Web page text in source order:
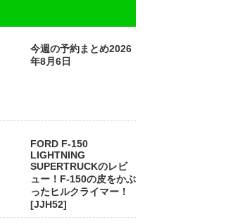
今週の予約まとめ2026
年8月6日
FORD F-150
LIGHTNING
SUPERTRUCKのレビ
ュー！F-150の皮をかぶ
ったヒルクライマー！
[JJH52]